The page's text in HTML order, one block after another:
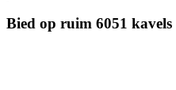
Bied op ruim 6051 kavels